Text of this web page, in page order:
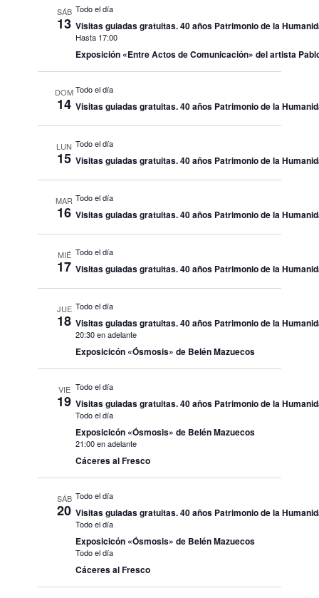
SÁB
13
Todo el día
Visitas guiadas gratuitas. 40 años Patrimonio de la
Hasta 17:00
Exposición «Entre Actos de Comunicación» del artista
DOM
14
Todo el día
Visitas guiadas gratuitas. 40 años Patrimonio de la
LUN
15
Todo el día
Visitas guiadas gratuitas. 40 años Patrimonio de la
MAR
16
Todo el día
Visitas guiadas gratuitas. 40 años Patrimonio de la
MIÉ
17
Todo el día
Visitas guiadas gratuitas. 40 años Patrimonio de la
JUE
18
Todo el día
Visitas guiadas gratuitas. 40 años Patrimonio de la
20:30 en adelante
Exposicicón «Ósmosis» de Belén Mazuecos
VIE
19
Todo el día
Visitas guiadas gratuitas. 40 años Patrimonio de la
Todo el día
Exposicicón «Ósmosis» de Belén Mazuecos
21:00 en adelante
Cáceres al Fresco
SÁB
20
Todo el día
Visitas guiadas gratuitas. 40 años Patrimonio de la
Todo el día
Exposicicón «Ósmosis» de Belén Mazuecos
Todo el día
Cáceres al Fresco